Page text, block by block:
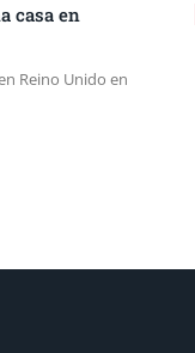
casa en
Reino Unido en